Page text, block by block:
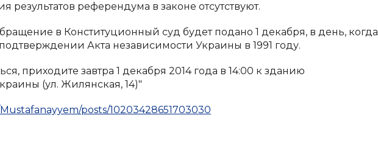
результатов референдума в законе отсутствуют.
в Конституционный суд будет подано 1 декабря, в день, когда
Акта независимости Украины в 1991 году.
приходите завтра 1 декабря 2014 года в 14:00 к зданию
(ул. Жилянская, 14)"
posts/10203428651703030